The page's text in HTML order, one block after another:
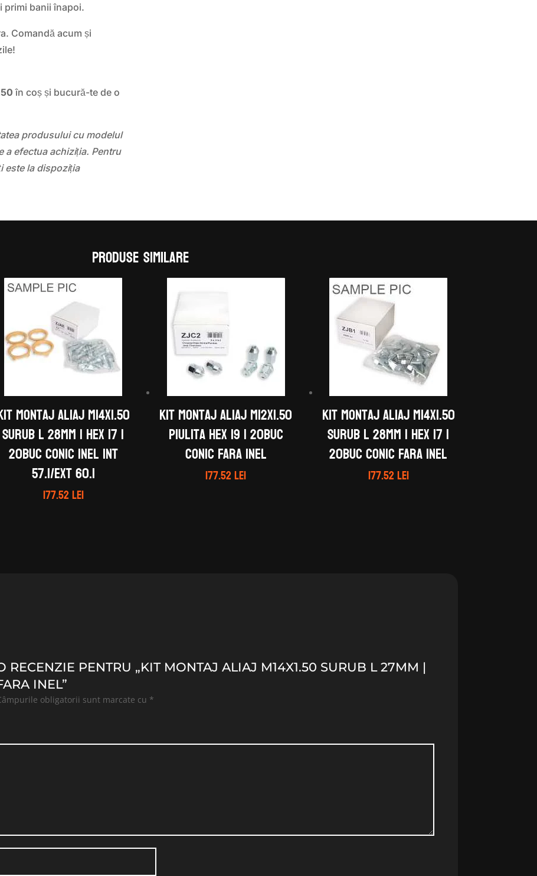
primi banii înapoi.
Comandă acum și
în coș și bucură-te de o
produsului cu modelul
a efectua achiziția. Pentru
este la dispoziția
Produse similare
montaj aliaj M14X1.50
Surub L 28mm | Hex 17 |
20buc Conic Inel Int
57.1/Ext 60.1
177.52lei
Kit montaj aliaj M12X1.50
Piulita Hex 19 | 20buc
Conic Fara inel
177.52lei
Kit montaj aliaj M14X1.50
Surub L 28mm | Hex 17 |
20buc Conic Fara inel
177.52lei
RECENZIE PENTRU „KIT MONTAJ ALIAJ M14X1.50 SURUB L 27MM |
INEL”
obligatorii sunt marcate cu *